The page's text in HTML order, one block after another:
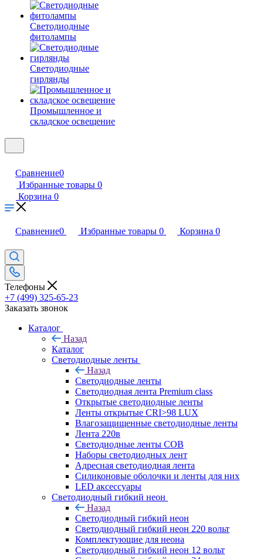
Светодиодные
фитолампы
Светодиодные
гирлянды
Промышленное и
складское освещение
Сравнение0
Избранные товары 0
Корзина 0
Сравнение0 Избранные товары 0 Корзина 0
Телефоны
+7 (499) 325-65-23
Заказать звонок
Каталог
Назад
Каталог
Светодиодные ленты
Назад
Светодиодные ленты
Светодиодная лента Premium class
Открытые светодиодные ленты
Ленты открытые CRI>98 LUX
Влагозащищенные светодиодные ленты
Лента 220в
Светодиодные ленты COB
Наборы светодиодных лент
Адресная светодиодная лента
Силиконовые оболочки и ленты для них
LED аксессуары
Светодиодный гибкий неон
Назад
Светодиодный гибкий неон
Светодиодный гибкий неон 220 вольт
Комплектующие для неона
Светодиодный гибкий неон 12 вольт